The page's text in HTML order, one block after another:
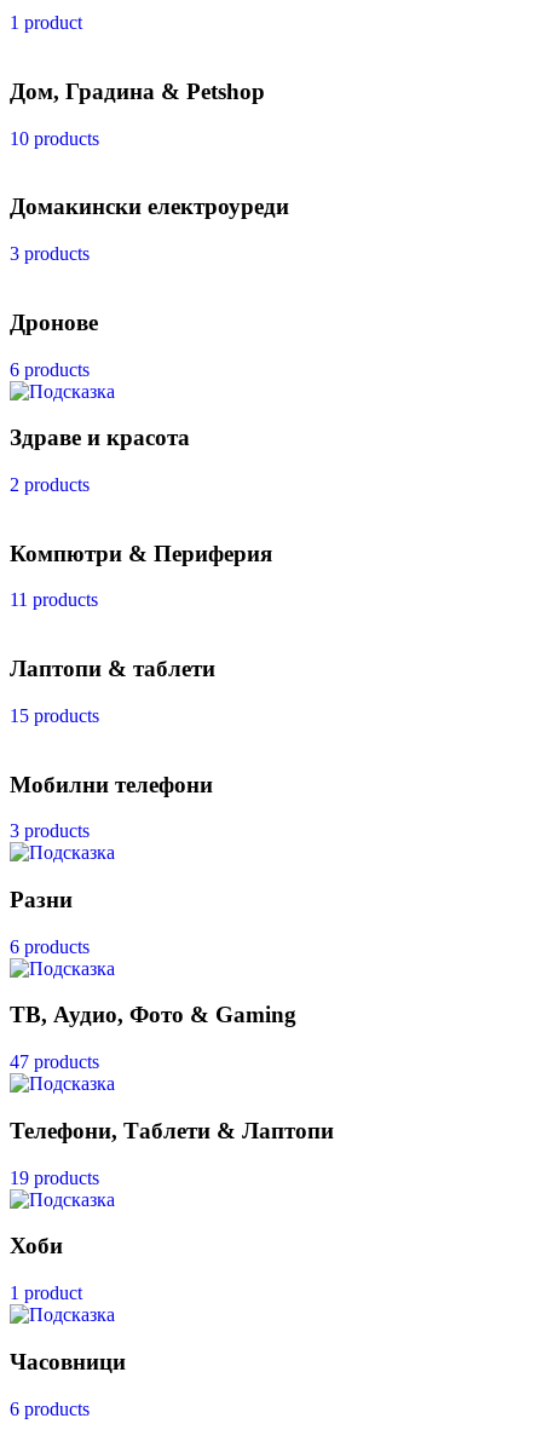
1 product
Дом, Градина & Petshop
10 products
Домакински електроуреди
3 products
Дронове
6 products
Здраве и красота
2 products
Компютри & Периферия
11 products
Лаптопи & таблети
15 products
Мобилни телефони
3 products
Разни
6 products
ТВ, Аудио, Фото & Gaming
47 products
Телефони, Таблети & Лаптопи
19 products
Хоби
1 product
Часовници
6 products